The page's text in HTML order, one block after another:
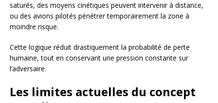
saturés, des moyens cinétiques peuvent intervenir à distance,
ou des avions pilotés pénétrer temporairement la zone à
moindre risque.
Cette logique réduit drastiquement la probabilité de perte
humaine, tout en conservant une pression constante sur
l’adversaire.
Les limites actuelles du concept